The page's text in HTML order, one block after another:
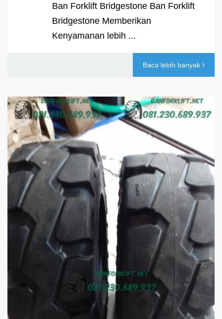
Ban Forklift Bridgestone Ban Forklift
Bridgestone Memberikan
Kenyamanan lebih ...
Baca lebih banyak